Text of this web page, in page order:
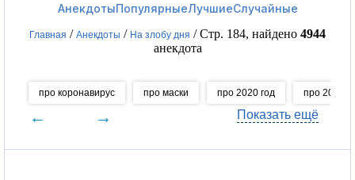
АнекдотыПопулярныеЛучшиеСлучайные
Главная / Анекдоты / На злобу дня / Стр. 184, найдено 4944
анекдота
про коронавирус про маски про 2020 год про 2021
← → Показать ещё